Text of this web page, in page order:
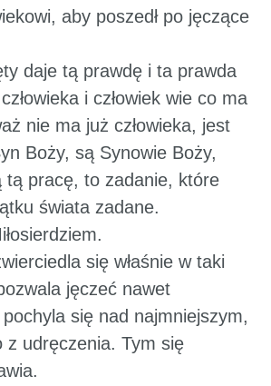
aby poszedł po jęczące
daje tą prawdę i ta prawda
i człowiek wie co ma
nie ma już człowieka, jest
Boży, są Synowie Boży,
tą pracę, to zadanie, które
świata zadane.
się właśnie w taki
jęczeć nawet
się nad najmniejszym,
z udręczenia. Tym się